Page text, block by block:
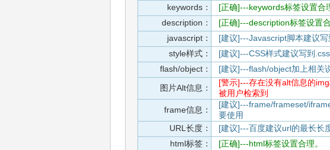
keywords：
[正确]---keywords标签设置合
description：
[正确]---description标签设置合
javascript：
[建议]---Javascript脚本建议
style样式：
[建议]---CSS样式建议写到
flash/object：
[建议]---flash/object加上相关
图片Alt信息：
[警示]---存在没有alt信息的
被用户检索到
frame信息：
[建议]---frame/frameset/
要使用
URL长度：
[建议]---百度建议url的最长长
html标签：
[正确]---html标签设置合理。